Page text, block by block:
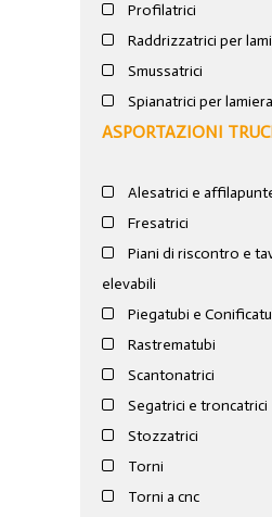
Profilatrici
Raddrizzatrici per
Smussatrici
Spianatrici per lamiera
ASPORTAZIONI
Alesatrici e
Fresatrici
Piani di riscontro e
elevabili
Piegatubi e
Rastrematubi
Scantonatrici
Segatrici e troncatrici
Stozzatrici
Torni
Torni a cnc